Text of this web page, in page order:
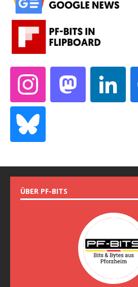
ÜBER PF-BITS